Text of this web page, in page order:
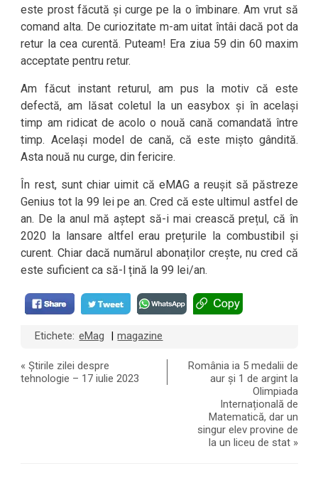
este prost făcută și curge pe la o îmbinare. Am vrut să
comand alta. De curiozitate m-am uitat întâi dacă pot da
retur la cea curentă. Puteam! Era ziua 59 din 60 maxim
acceptate pentru retur.
Am făcut instant returul, am pus la motiv că este
defectă, am lăsat coletul la un easybox și în același
timp am ridicat de acolo o nouă cană comandată între
timp. Același model de cană, că este mișto gândită.
Asta nouă nu curge, din fericire.
În rest, sunt chiar uimit că eMAG a reușit să păstreze
Genius tot la 99 lei pe an. Cred că este ultimul astfel de
an. De la anul mă aștept să-i mai crească prețul, că în
2020 la lansare altfel erau prețurile la combustibil și
curent. Chiar dacă numărul abonaților crește, nu cred că
este suficient ca să-l țină la 99 lei/an.
Etichete: eMag magazine
«Știrile zilei despre
tehnologie – 17 iulie 2023
România ia 5 medalii de
aur și 1 de argint la
Olimpiada
Internațională de
Matematică, dar un
singur elev provine de
la un liceu de stat »